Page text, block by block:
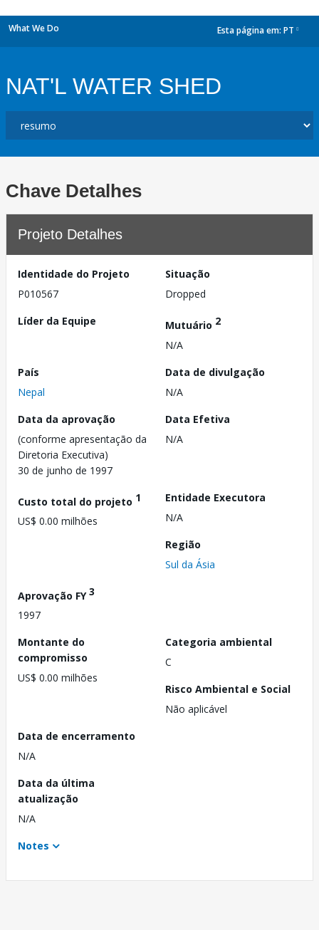
What We Do Esta página em: PT
NAT'L WATER SHED
Chave Detalhes
Projeto Detalhes
Identidade do Projeto
P010567
Situação
Dropped
Líder da Equipe
Mutuário 2
N/A
País
Nepal
Data de divulgação
N/A
Data da aprovação
(conforme apresentação da
Diretoria Executiva)
30 de junho de 1997
Data Efetiva
N/A
Custo total do projeto 1
US$ 0.00 milhões
Entidade Executora
N/A
Região
Sul da Ásia
Aprovação FY3
1997
Montante do
compromisso
US$ 0.00 milhões
Categoria ambiental
C
Risco Ambiental e Social
Não aplicável
Data de encerramento
N/A
Data da última
atualização
N/A
Notes